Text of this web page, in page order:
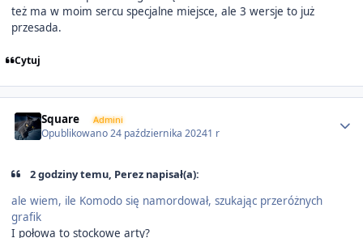
też ma w moim sercu specjalne miejsce, ale 3 wersje to już
przesada.
Cytuj
Square Admini
Opublikowano24 października 20241 r
2 godziny temu, Perez napisał(a):
ale wiem, ile Komodo się namordował, szukając przeróżnych
grafik
I połowa to stockowe arty?